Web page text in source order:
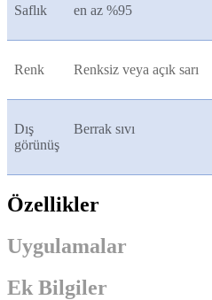
Saflık en az %95
Renk Renksiz veya açık sarı
Dış
görünüş
Berrak sıvı
Özellikler
Uygulamalar
Ek Bilgiler